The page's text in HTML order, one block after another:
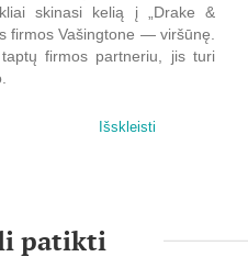
skinasi kelią į „Drake &
firmos Vašingtone — viršūnę.
firmos partneriu, jis turi
firmos patalpose paima
reikia advokato, ginančio
Išskleisti
patikti